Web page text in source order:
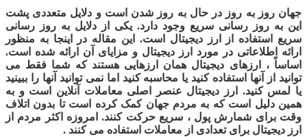
جهان روز به روز در حال به روز شدن است و دلایل متعددی پشت
این به روز رسانی سریع وجود دارد. یکی از دلایل به روز رسانی
سریع استفاده از ارز دیجیتال است. این مقاله در اینجا به منظور
ارائه اطلاعاتی در مورد ارز دیجیتال و مزایای آن ارائه شده است.
اساساً ، ارزهای دیجیتال همان ارزهایی هستند که شما فقط می
توانید از آنها استفاده کنید یا محاسبه کنید اما نمی توانید آنها را ببینید
یا لمس کنید. ارز دیجیتال عنصر اصلی معاملات آنلاین است و به
همین دلیل است که به مردم جهان کمک کرده است تا بدون اتلاف
وقت برای شمارش پول ، سریع حرکت کنند. امروزه اکثر مردم از
ارز دیجیتال برای تعدادی از معاملات استفاده می کنند .